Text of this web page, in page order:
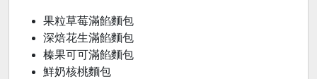
果粒草莓滿餡麵包
深焙花生滿餡麵包
榛果可可滿餡麵包
鮮奶核桃麵包